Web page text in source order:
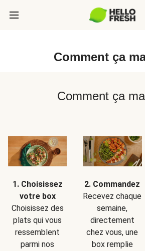
Comment ça
Comment ça
1. Choisissez
votre box
Choisissez des
plats qui vous
ressemblent
parmi nos
2. Commandez
Recevez chaque
semaine,
directement
chez vous, une
box remplie